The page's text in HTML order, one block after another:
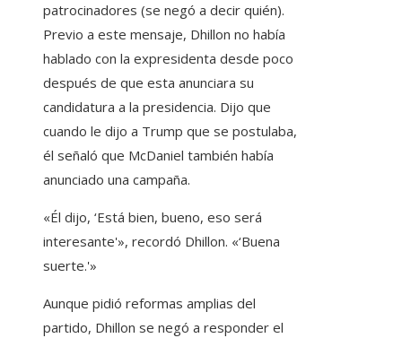
patrocinadores (se negó a decir quién).
Previo a este mensaje, Dhillon no había
hablado con la expresidenta desde poco
después de que esta anunciara su
candidatura a la presidencia. Dijo que
cuando le dijo a Trump que se postulaba,
él señaló que McDaniel también había
anunciado una campaña.
«Él dijo, ‘Está bien, bueno, eso será
interesante'», recordó Dhillon. «‘Buena
suerte.'»
Aunque pidió reformas amplias del
partido, Dhillon se negó a responder el